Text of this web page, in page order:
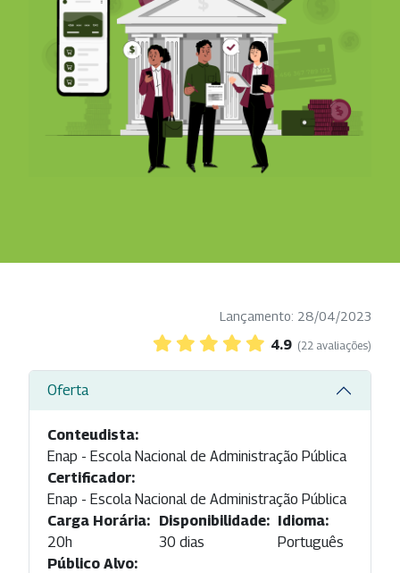
Lançamento: 28/04/2023
4.9 (22 avaliações)
Oferta
Conteudista:
Enap - Escola Nacional de Administração Pública
Certificador:
Enap - Escola Nacional de Administração Pública
Carga Horária:
20h
Disponibilidade:
30 dias
Idioma:
Português
Público Alvo: